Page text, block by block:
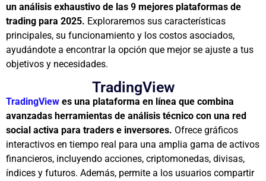
un análisis exhaustivo de las 9 mejores plataformas de
trading para 2025. Exploraremos sus características
principales, su funcionamiento y los costos asociados,
ayudándote a encontrar la opción que mejor se ajuste a tus
objetivos y necesidades.
TradingView
TradingView es una plataforma en línea que combina
avanzadas herramientas de análisis técnico con una red
social activa para traders e inversores. Ofrece gráficos
interactivos en tiempo real para una amplia gama de activos
financieros, incluyendo acciones, criptomonedas, divisas,
índices y futuros. Además, permite a los usuarios compartir